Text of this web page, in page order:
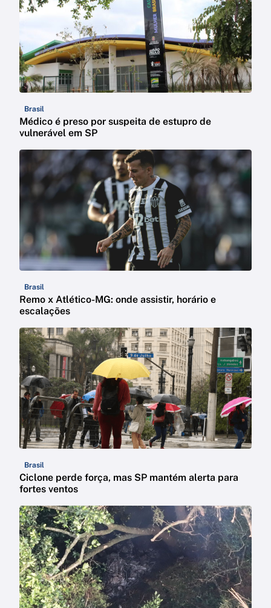
Brasil
Médico é preso por suspeita de estupro de
vulnerável em SP
Brasil
Remo x Atlético-MG: onde assistir, horário e
escalações
Brasil
Ciclone perde força, mas SP mantém alerta para
fortes ventos